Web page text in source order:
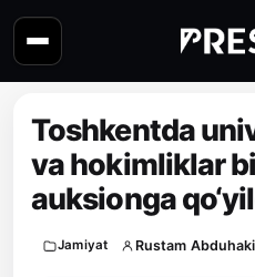
Toshkentda
va hokimliklar
auksionga
Jamiyat Rustam